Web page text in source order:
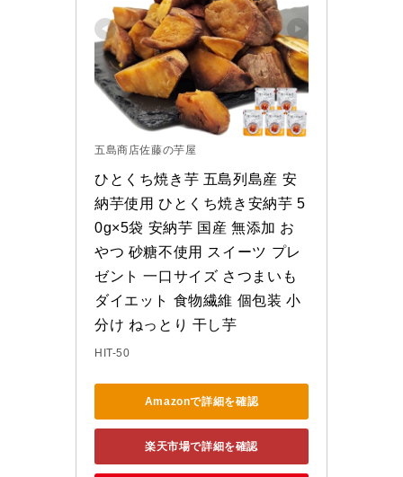
五島商店佐藤の芋屋
ひとくち焼き芋 五島列島産 安
納芋使用 ひとくち焼き安納芋 5
0g×5袋 安納芋 国産 無添加 お
やつ 砂糖不使用 スイーツ プレ
ゼント 一口サイズ さつまいも
ダイエット 食物繊維 個包装 小
分け ねっとり 干し芋
HIT-50
Amazonで詳細を確認
楽天市場で詳細を確認